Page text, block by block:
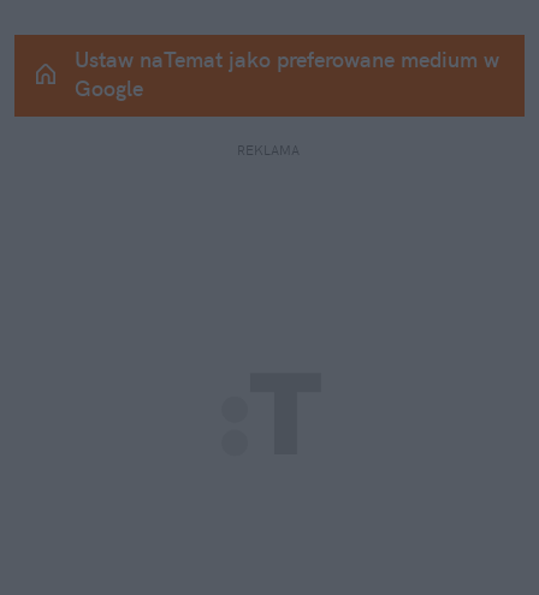
Ustaw naTemat jako preferowane medium w
Google
REKLAMA